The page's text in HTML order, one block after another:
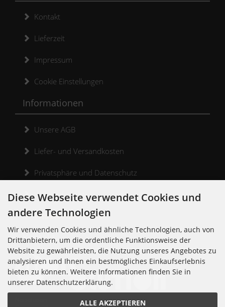
Kontakt
Lieferzeit
Impressum
Cookie Einstellungen
Informationen
Unsere AGB
Liefer- und Versandkosten
Privatsphäre und Datenschutz
Widerrufsrecht
Widerrufsformular
Kontakt
Diese Webseite verwendet Cookies und
andere Technologien
Wir verwenden Cookies und ähnliche Technologien, auch von
Drittanbietern, um die ordentliche Funktionsweise der
Website zu gewährleisten, die Nutzung unseres Angebotes zu
analysieren und Ihnen ein bestmögliches Einkaufserlebnis
bieten zu können. Weitere Informationen finden Sie in
unserer Datenschutzerklärung.
ALLE AKZEPTIEREN